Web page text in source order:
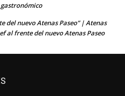
del nuevo Atenas Paseo” | Atenas
al frente del nuevo Atenas Paseo